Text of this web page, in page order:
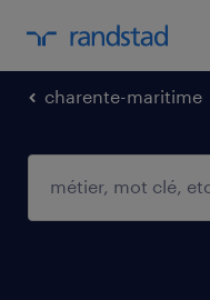
charente-maritime